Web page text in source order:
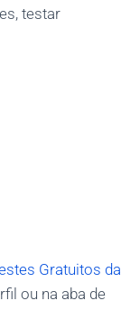
testar
Gratuitos da
ou na aba de